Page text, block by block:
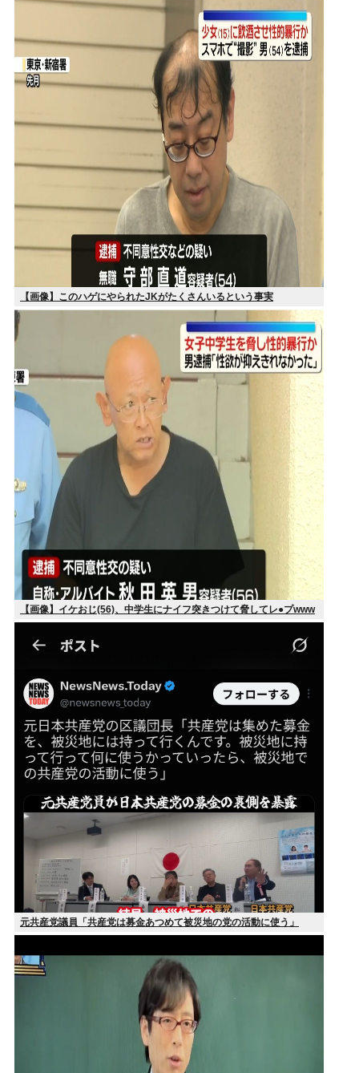
【画像】このハゲにやられたJKがたくさんいるという事実
【画像】イケおじ(56)、中学生にナイフ突きつけて脅してレ●プwww
元共産党議員「共産党は募金あつめて被災地の党の活動に使う」